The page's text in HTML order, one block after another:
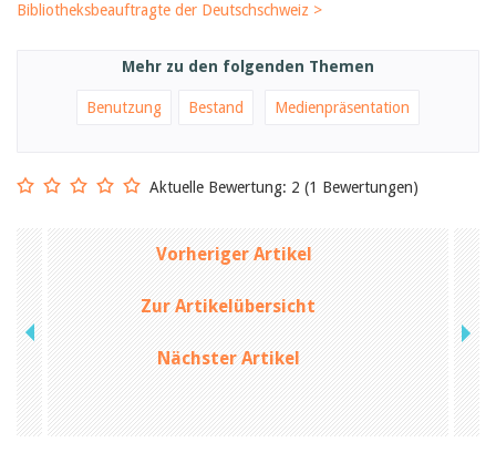
Archiv
Dezember 2025
Juni 2025
Februar 2025
2024
2023
2022
2021
2020
2019
2018
2017
2016
2015
Bibliotheksbeauftragte der Deutschschweiz >
Mehr zu den folgenden Themen
Benutzung Bestand Medienpräsentation
Aktuelle Bewertung: 2 (1 Bewertungen)
Vorheriger Artikel
Zur Artikelübersicht
Nächster Artikel